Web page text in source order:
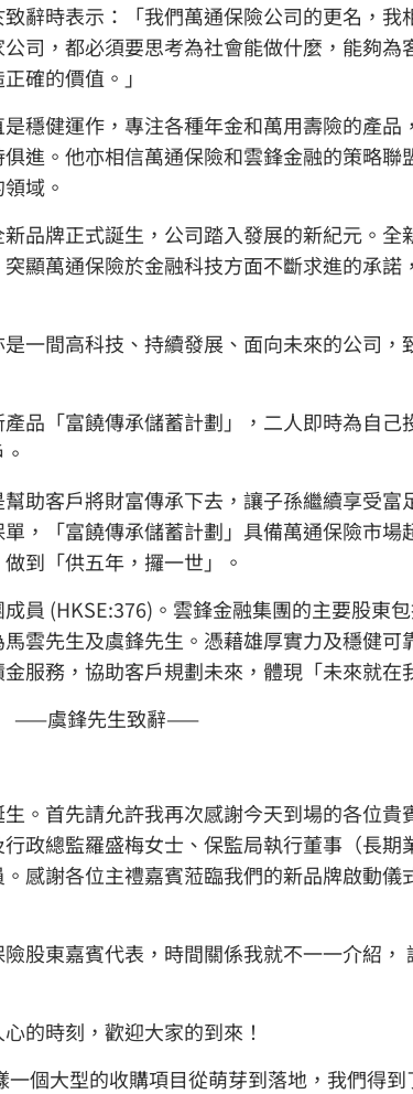
辭時表示：「我們萬通保險公司的更名，我
司，都必須要思考為社會能做什麼，能夠為
確的價值。」
穩健運作，專注各種年金和萬用壽險的產品
進。他亦相信萬通保險和雲鋒金融的策略聯
域。
品牌正式誕生，公司踏入發展的新紀元。全
顯萬通保險於金融科技方面不斷求進的承諾
一間高科技、持續發展、面向未來的公司
品「富饒傳承儲蓄計劃」，二人即時為自
助客戶將財富傳承下去，讓子孫繼續享受
，「富饒傳承儲蓄計劃」具備萬通保險市場
到「供五年，攞一世」。
員 (HKSE:376)。雲鋒金融集團的主要股東
雲先生及虞鋒先生。憑藉雄厚實力及穩健可
服務，協助客戶規劃未來，體現「未來就在
——虞鋒先生致辭——
。首先請允許我再次感謝今天到場的各位貴
政總監羅盛梅女士、保監局執行董事（長期
感謝各位主禮嘉賓蒞臨我們的新品牌啟動儀
股東嘉賓代表，時間關係我就不一一介紹，
的時刻，歡迎大家的到來！
個大型的收購項目從萌芽到落地，我們得